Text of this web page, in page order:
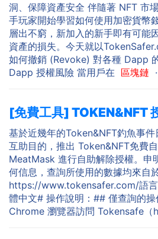
洞、保障資產安全 伴隨著 NFT 市
手玩家開始學習如何使用加密貨幣
層出不窮，新加入的新手即有可能
資產的損失。今天就以
如何撤銷 (Revoke) 對各種 Dapp
Dapp 授權風險 當用戶在 區塊鏈
[免費工具] TOKEN&NFT
基於近幾年的Token&NFT釣魚事
互助目的，推出 Token&NFT免費
MeatMask 進行自助解除授權。申
何信息，查詢所使用的數據均來自
https://www.tokensafer.com/語言
體中文# 操作說明：## 僅查詢的操
Chrome 瀏覽器訪問 Tokensafe（